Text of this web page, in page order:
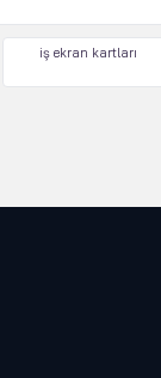
iş ekran kartları